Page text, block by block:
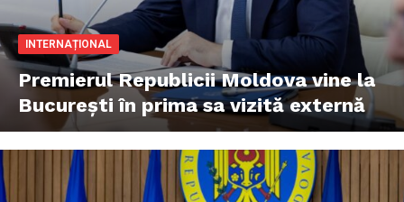
INTERNAȚIONAL
Premierul Republicii Moldova vine la
București în prima sa vizită externă